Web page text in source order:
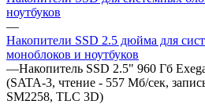
ноутбуков
—
Накопители SSD 2.5 дюйма для
моноблоков и ноутбуков
—Накопитель SSD 2.5" 960 Гб
(SATA-3, чтение - 557 Мб/сек,
SM2258, TLC 3D)